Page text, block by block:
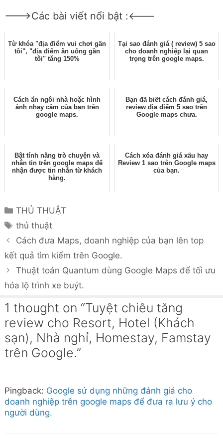
--->Các bài viết nổi bật :<---
Từ khóa "địa điểm vui chơi gần
tôi", "địa điểm ăn uống gần
tôi" tăng 150%
Tại sao đánh giá ( review) 5 sao
cho doanh nghiệp lại quan
trọng trên google maps.
Cách ẩn ngôi nhà hoặc hình
ảnh nhạy cảm của bạn trên
google maps.
Bạn đã biết cách đánh giá,
review địa điểm 5 sao trên
Google maps chưa.
Bật tính năng trò chuyện và
nhắn tin trên google maps để
nhận được tin nhắn từ khách
hàng.
Cách xóa đánh giá xấu hay
Review 1 sao trên Google maps
của bạn.
Categories
THỦ THUẬT
Tags
thủ thuật
Cách đưa Maps, doanh nghiệp của bạn lên top
kết quả tìm kiếm trên Google.
Thuật toán Quantum dùng Google Maps để tối ưu
hóa lộ trình xe buýt.
1 thought on “Tuyệt chiêu tăng
review cho Resort, Hotel (Khách
sạn), Nhà nghỉ, Homestay, Famstay
trên Google.”
Pingback: Google sử dụng những đánh giá cho
doanh nghiệp trên google maps để đưa ra lưu ý cho
người dùng.